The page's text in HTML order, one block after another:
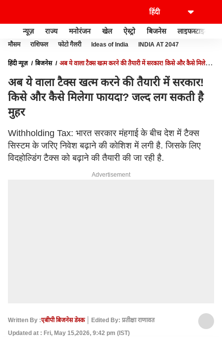
न्यूज़ राज्य मनोरंजन खेल ऐस्ट्रो बिजनेस लाइफस्टाइल
मौसम राशिफल फोटो गैलरी Ideas of India INDIA AT 2047
हिंदी न्यूज़ बिजनेस
अब ये वाला टैक्स खत्म करने की तैयारी में सरकार! किसे और कैसे मिलेगा
अब ये वाला टैक्स खत्म करने की तैयारी में सरकार!
किसे और कैसे मिलेगा फायदा? जल्द लग सकती है
मुहर
Withholding Tax: भारत सरकार मंहगाई के बीच देश में टैक्स
सिस्टम के जरिए निवेश बढ़ाने की कोशिश में लगी है. जिसके लिए
विदहोल्डिंग टैक्स को बढ़ाने की तैयारी की जा रही है.
Advertisement
Written By :एबीपी बिजनेस डेस्क
Edited By: प्रतीक्षा राणावत
Updated at : Fri, May 15,2026, 9:42 pm (IST)